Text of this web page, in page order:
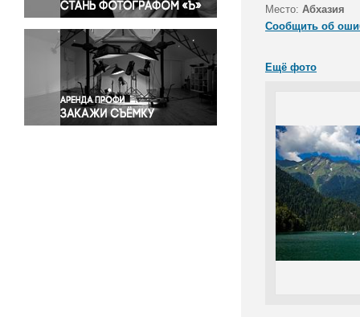
Религия
Светская жизнь
Спорт
Экология
Экономика и бизнес
Место: Абхазия
Сообщить об
Ещё фото